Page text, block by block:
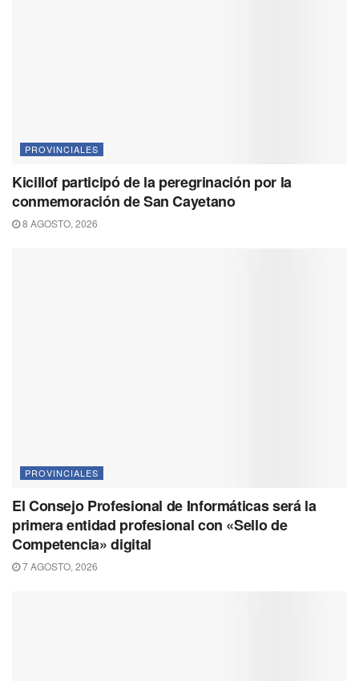
PROVINCIALES
Kicillof participó de la peregrinación por la
conmemoración de San Cayetano
8 AGOSTO, 2026
PROVINCIALES
El Consejo Profesional de Informáticas será la
primera entidad profesional con «Sello de
Competencia» digital
7 AGOSTO, 2026